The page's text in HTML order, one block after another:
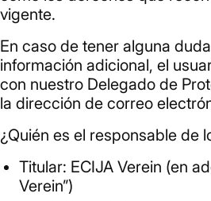
vigente.
En caso de tener alguna
información adicional, el
con nuestro Delegado de
la dirección de correo
¿Quién es el responsable de
Titular: ECIJA Verein (en
Verein”)